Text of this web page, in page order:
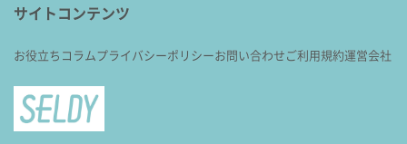
サイトコンテンツ
お役立ちコラムプライバシーポリシーお問い合わせご利用規約運営会社